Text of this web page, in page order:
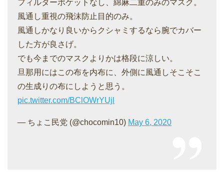
フィルターポケットなし、綿麻二重のみのマスク。
風通し重視の飛沫防止目的のみ。
風通しかなり良いからクシャミするなら腕でカバー
した方が良さげ。
でも今までのマスクよりかは格段に涼しい。
旦那用にはこの布を内布に、外側に風通しそこそこ
の生成りの布にしようと思う。
pic.twitter.com/BClOWrYUjl
— ちょこ民党 (@chocomin10) May 6, 2020